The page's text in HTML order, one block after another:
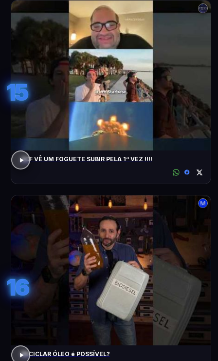
15
ACF VÊ UM FOGUETE SUBIR PELA 1ª VEZ !!!!
16
RECICLAR ÓLEO é POSSÍVEL?